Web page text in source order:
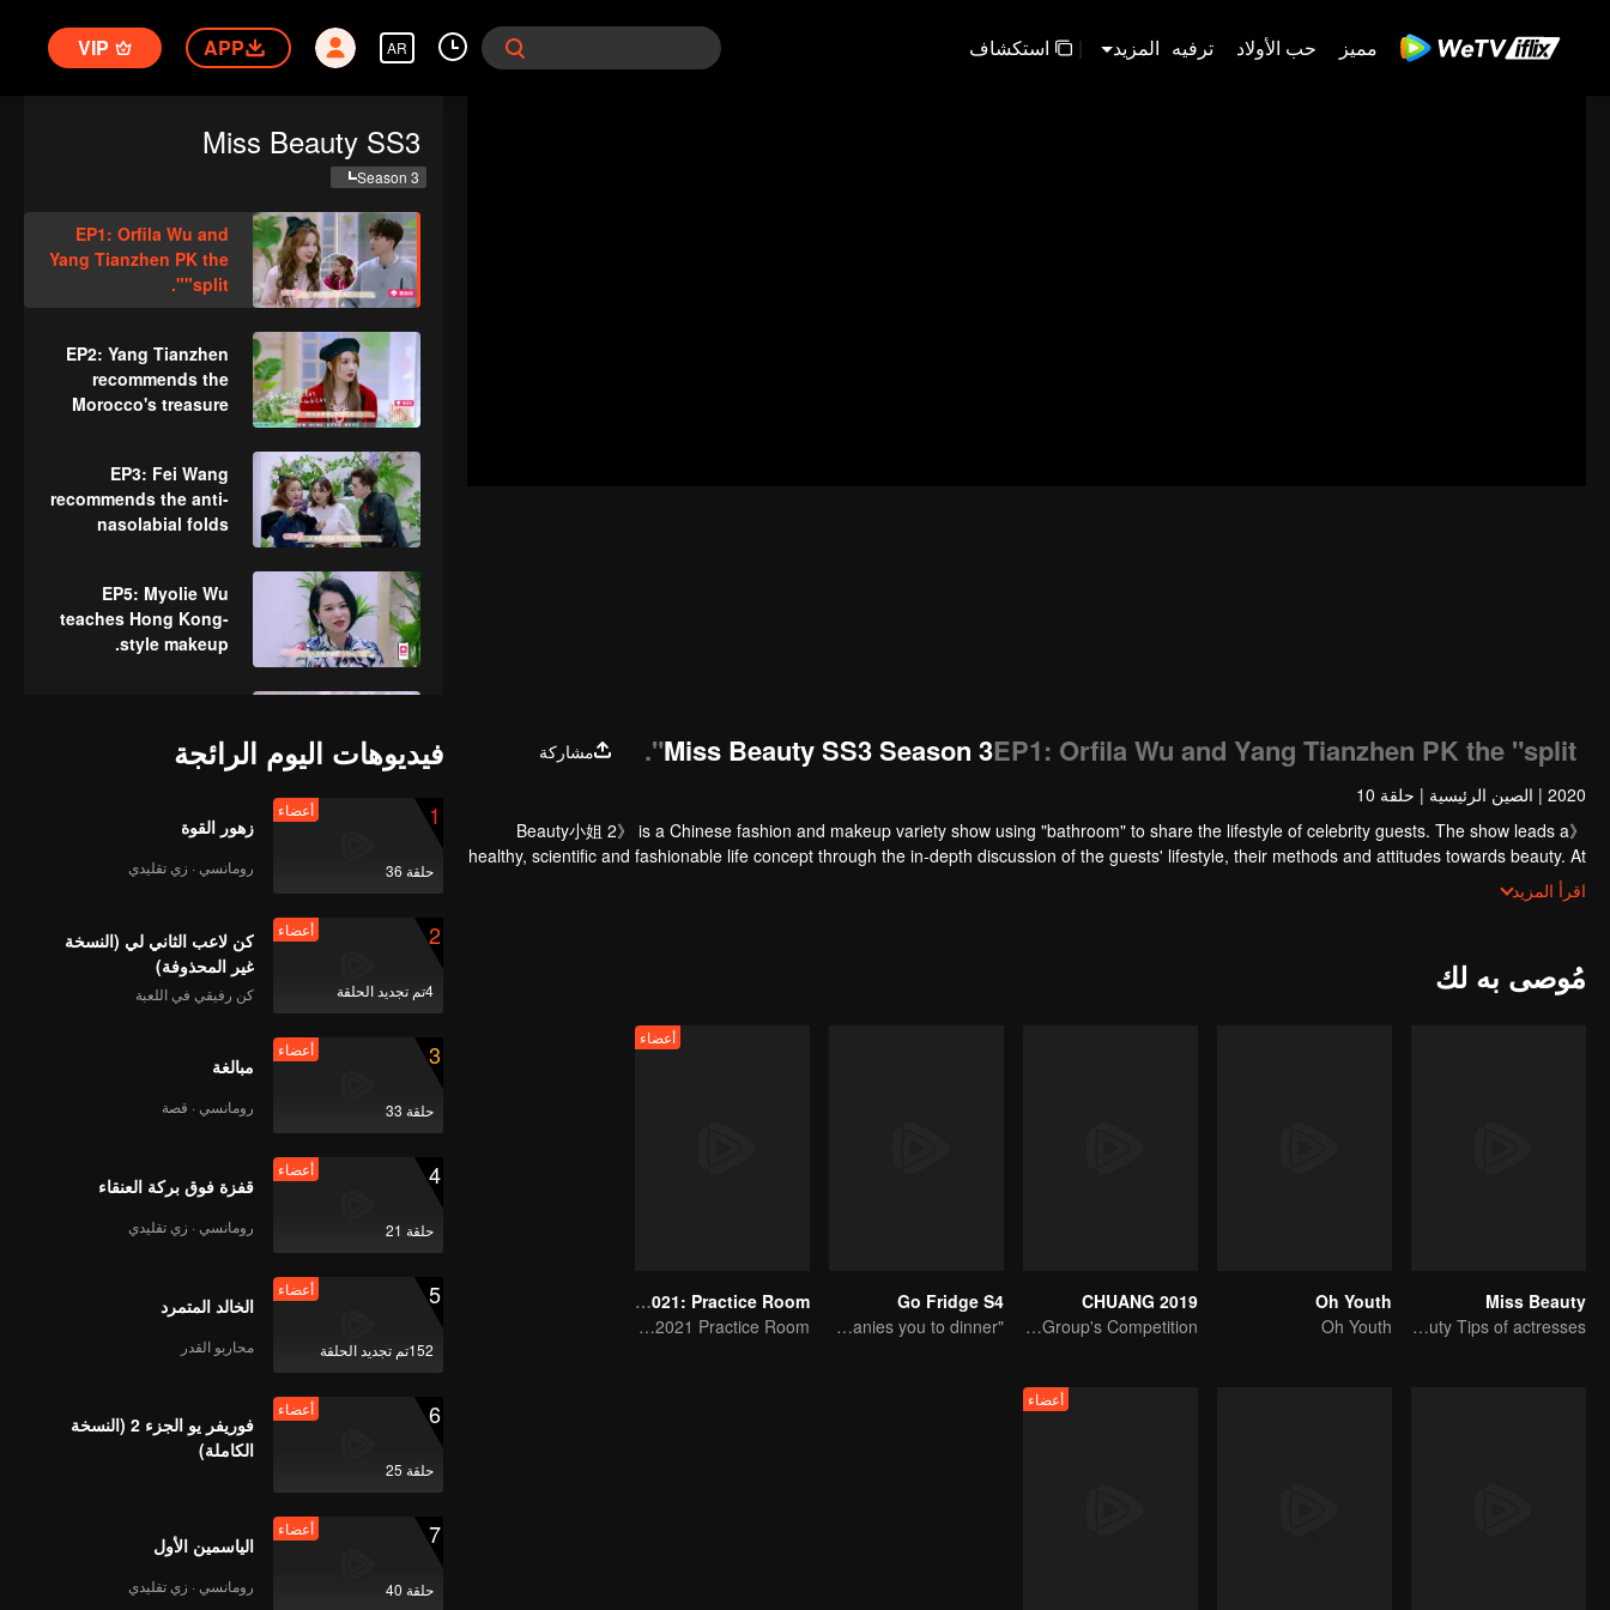
مميز حب الأولاد ترفيه المزيد | استكشاف AR
APP
VIP
Miss Beauty SS3
Season 3
EP1: Orfila Wu and
Yang Tianzhen PK the
"split".
EP2: Yang Tianzhen
recommends the
Morocco's treasure
EP3: Fei Wang
recommends the anti-
nasolabial folds
EP5: Myolie Wu
teaches Hong Kong-
style makeup.
出版1219
beauty小姐EP07李一桐
最终播出版
beauty小姐EP08蒋梦婕
最终播出
Beauty小姐ep09Yamy
播出版
Beauty小姐ep10杨超越
播出版替
Miss Beauty SS3 Season 3EP1: Orfila Wu and Yang Tianzhen PK the "split".
مشاركة
2020
| الصين الرئيسية | حلقة 10
《Beauty小姐 2》 is a Chinese fashion and makeup variety show using "bathroom" to share the lifestyle of celebrity guests. The show leads a
healthy, scientific and fashionable life concept through the in-depth discussion of the guests' lifestyle, their methods and attitudes towards beauty. At
the same time, each episode conducts scientific evaluations on a category of makeup product, and, in a relaxed and interesting way, leads the
public to make rational choices.
اقرأ المزيد
مُوصى به لك
Miss Beauty
Da S will take you to reveal the beauty Tips of actresses
Oh Youth
Oh Youth
CHUANG 2019
China Top Men Group's Competition
Go Fridge S4
"Hormone" accompanies you to dinner
أعضاء
CHUANG 2021: Practice Room
CHUANG 2021 Practice Room
أعضاء
فيديوهات اليوم الرائجة
1
حلقة 36
أعضاء
زهور القوة
رومانسي · زي تقليدي
2
4تم تجديد الحلقة
أعضاء
كن لاعب الثاني لي (النسخة
غير المحذوفة)
كن رفيقي في اللعبة
3
حلقة 33
أعضاء
مبالغة
رومانسي · قصة
4
حلقة 21
أعضاء
قفزة فوق بركة العنقاء
رومانسي · زي تقليدي
5
152تم تجديد الحلقة
أعضاء
الخالد المتمرد
محاربو القدر
6
حلقة 25
أعضاء
فوريفر يو الجزء 2 (النسخة
الكاملة)
7
حلقة 40
أعضاء
الياسمين الأول
رومانسي · زي تقليدي